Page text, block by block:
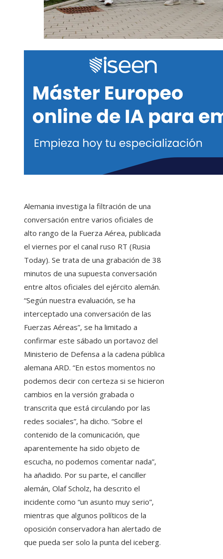
Alemania investiga la filtración de una
conversación entre varios oficiales de
alto rango de la Fuerza Aérea, publicada
el viernes por el canal ruso RT (Rusia
Today). Se trata de una grabación de 38
minutos de una supuesta conversación
entre altos oficiales del ejército alemán.
“Según nuestra evaluación, se ha
interceptado una conversación de las
Fuerzas Aéreas”, se ha limitado a
confirmar este sábado un portavoz del
Ministerio de Defensa a la cadena pública
alemana ARD. “En estos momentos no
podemos decir con certeza si se hicieron
cambios en la versión grabada o
transcrita que está circulando por las
redes sociales”, ha dicho. “Sobre el
contenido de la comunicación, que
aparentemente ha sido objeto de
escucha, no podemos comentar nada”,
ha añadido. Por su parte, el canciller
alemán, Olaf Scholz, ha descrito el
incidente como “un asunto muy serio”,
mientras que algunos políticos de la
oposición conservadora han alertado de
que pueda ser solo la punta del iceberg.